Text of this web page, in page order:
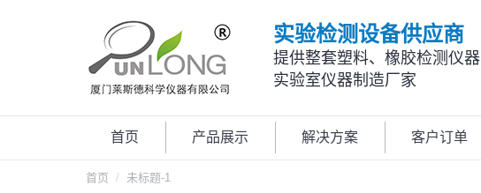
实验检测设备供应商
提供整套塑料、橡胶检测仪器
实验室仪器制造厂家
首页 产品展示 解决方案 客户订单
您在这里：
首页 未标题-1